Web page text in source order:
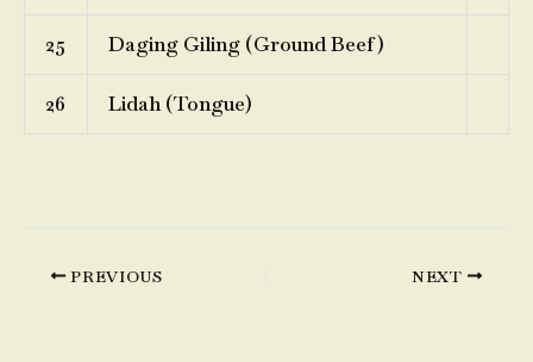
25 Daging Giling (Ground Beef)
26 Lidah (Tongue)
PREVIOUS NEXT